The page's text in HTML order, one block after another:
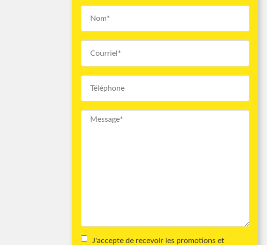
J'accepte de recevoir les promotions et